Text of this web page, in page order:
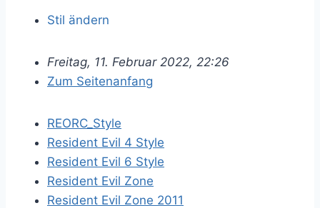
Stil ändern
Freitag, 11. Februar 2022, 22:26
Zum Seitenanfang
REORC_Style
Resident Evil 4 Style
Resident Evil 6 Style
Resident Evil Zone
Resident Evil Zone 2011